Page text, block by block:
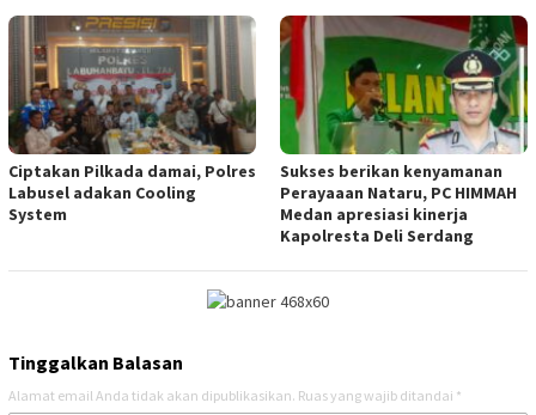
Ciptakan Pilkada damai, Polres
Labusel adakan Cooling
System
Sukses berikan kenyamanan
Perayaaan Nataru, PC HIMMAH
Medan apresiasi kinerja
Kapolresta Deli Serdang
Tinggalkan Balasan
Alamat email Anda tidak akan dipublikasikan. Ruas yang wajib ditandai *